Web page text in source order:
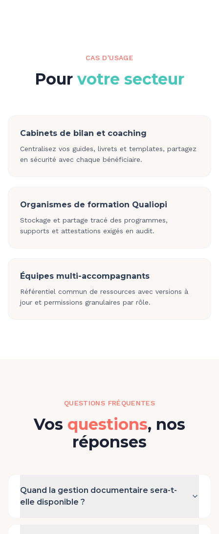
CAS D'USAGE
Pour votre secteur
Cabinets de bilan et coaching
Centralisez vos guides, livrets et templates, partagez
en sécurité avec chaque bénéficiaire.
Organismes de formation Qualiopi
Stockage et partage tracé des programmes,
supports et attestations exigés en audit.
Équipes multi-accompagnants
Référentiel commun de ressources avec versions à
jour et permissions granulaires par rôle.
QUESTIONS FRÉQUENTES
Vos questions, nos
réponses
Quand la gestion documentaire sera-t-
elle disponible ?